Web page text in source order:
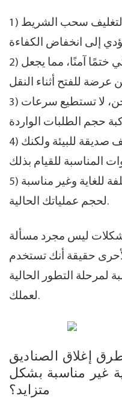
1) يتعين على موظفي التعبئة والتغليف سحب الشريط
2) لا يوفر الشريط البلاستيكي ختمًا آمنًا، مما يجعل
3) خلال فترات ذروة الشحن، لا تستطيع سرعات
4) ترغب في اعتماد حلول تغليف صديقة للبيئة ولكنك
5) معدات الختم الكهربائية مكلفة للغاية وغير مناسبة
لحجم عملياتك الحالية.
ليس مجرد مسألة
حقيقة أنك تستخدم
لمرحلة التطور الحالية
لعملك.
إغلاق الصناديق
غير مناسبة بشكل
متزايد؟